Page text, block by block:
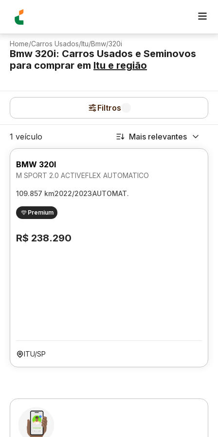
Home/Carros Usados/Itu/Bmw/320i
Bmw 320i: Carros Usados e Seminovos
para comprar em Itu e região
Filtros
1 veículo Mais relevantes
BMW 320I
M SPORT 2.0 ACTIVEFLEX AUTOMATICO
109.857 km2022/2023AUTOMAT.
Premium
R$ 238.290
ITU/SP